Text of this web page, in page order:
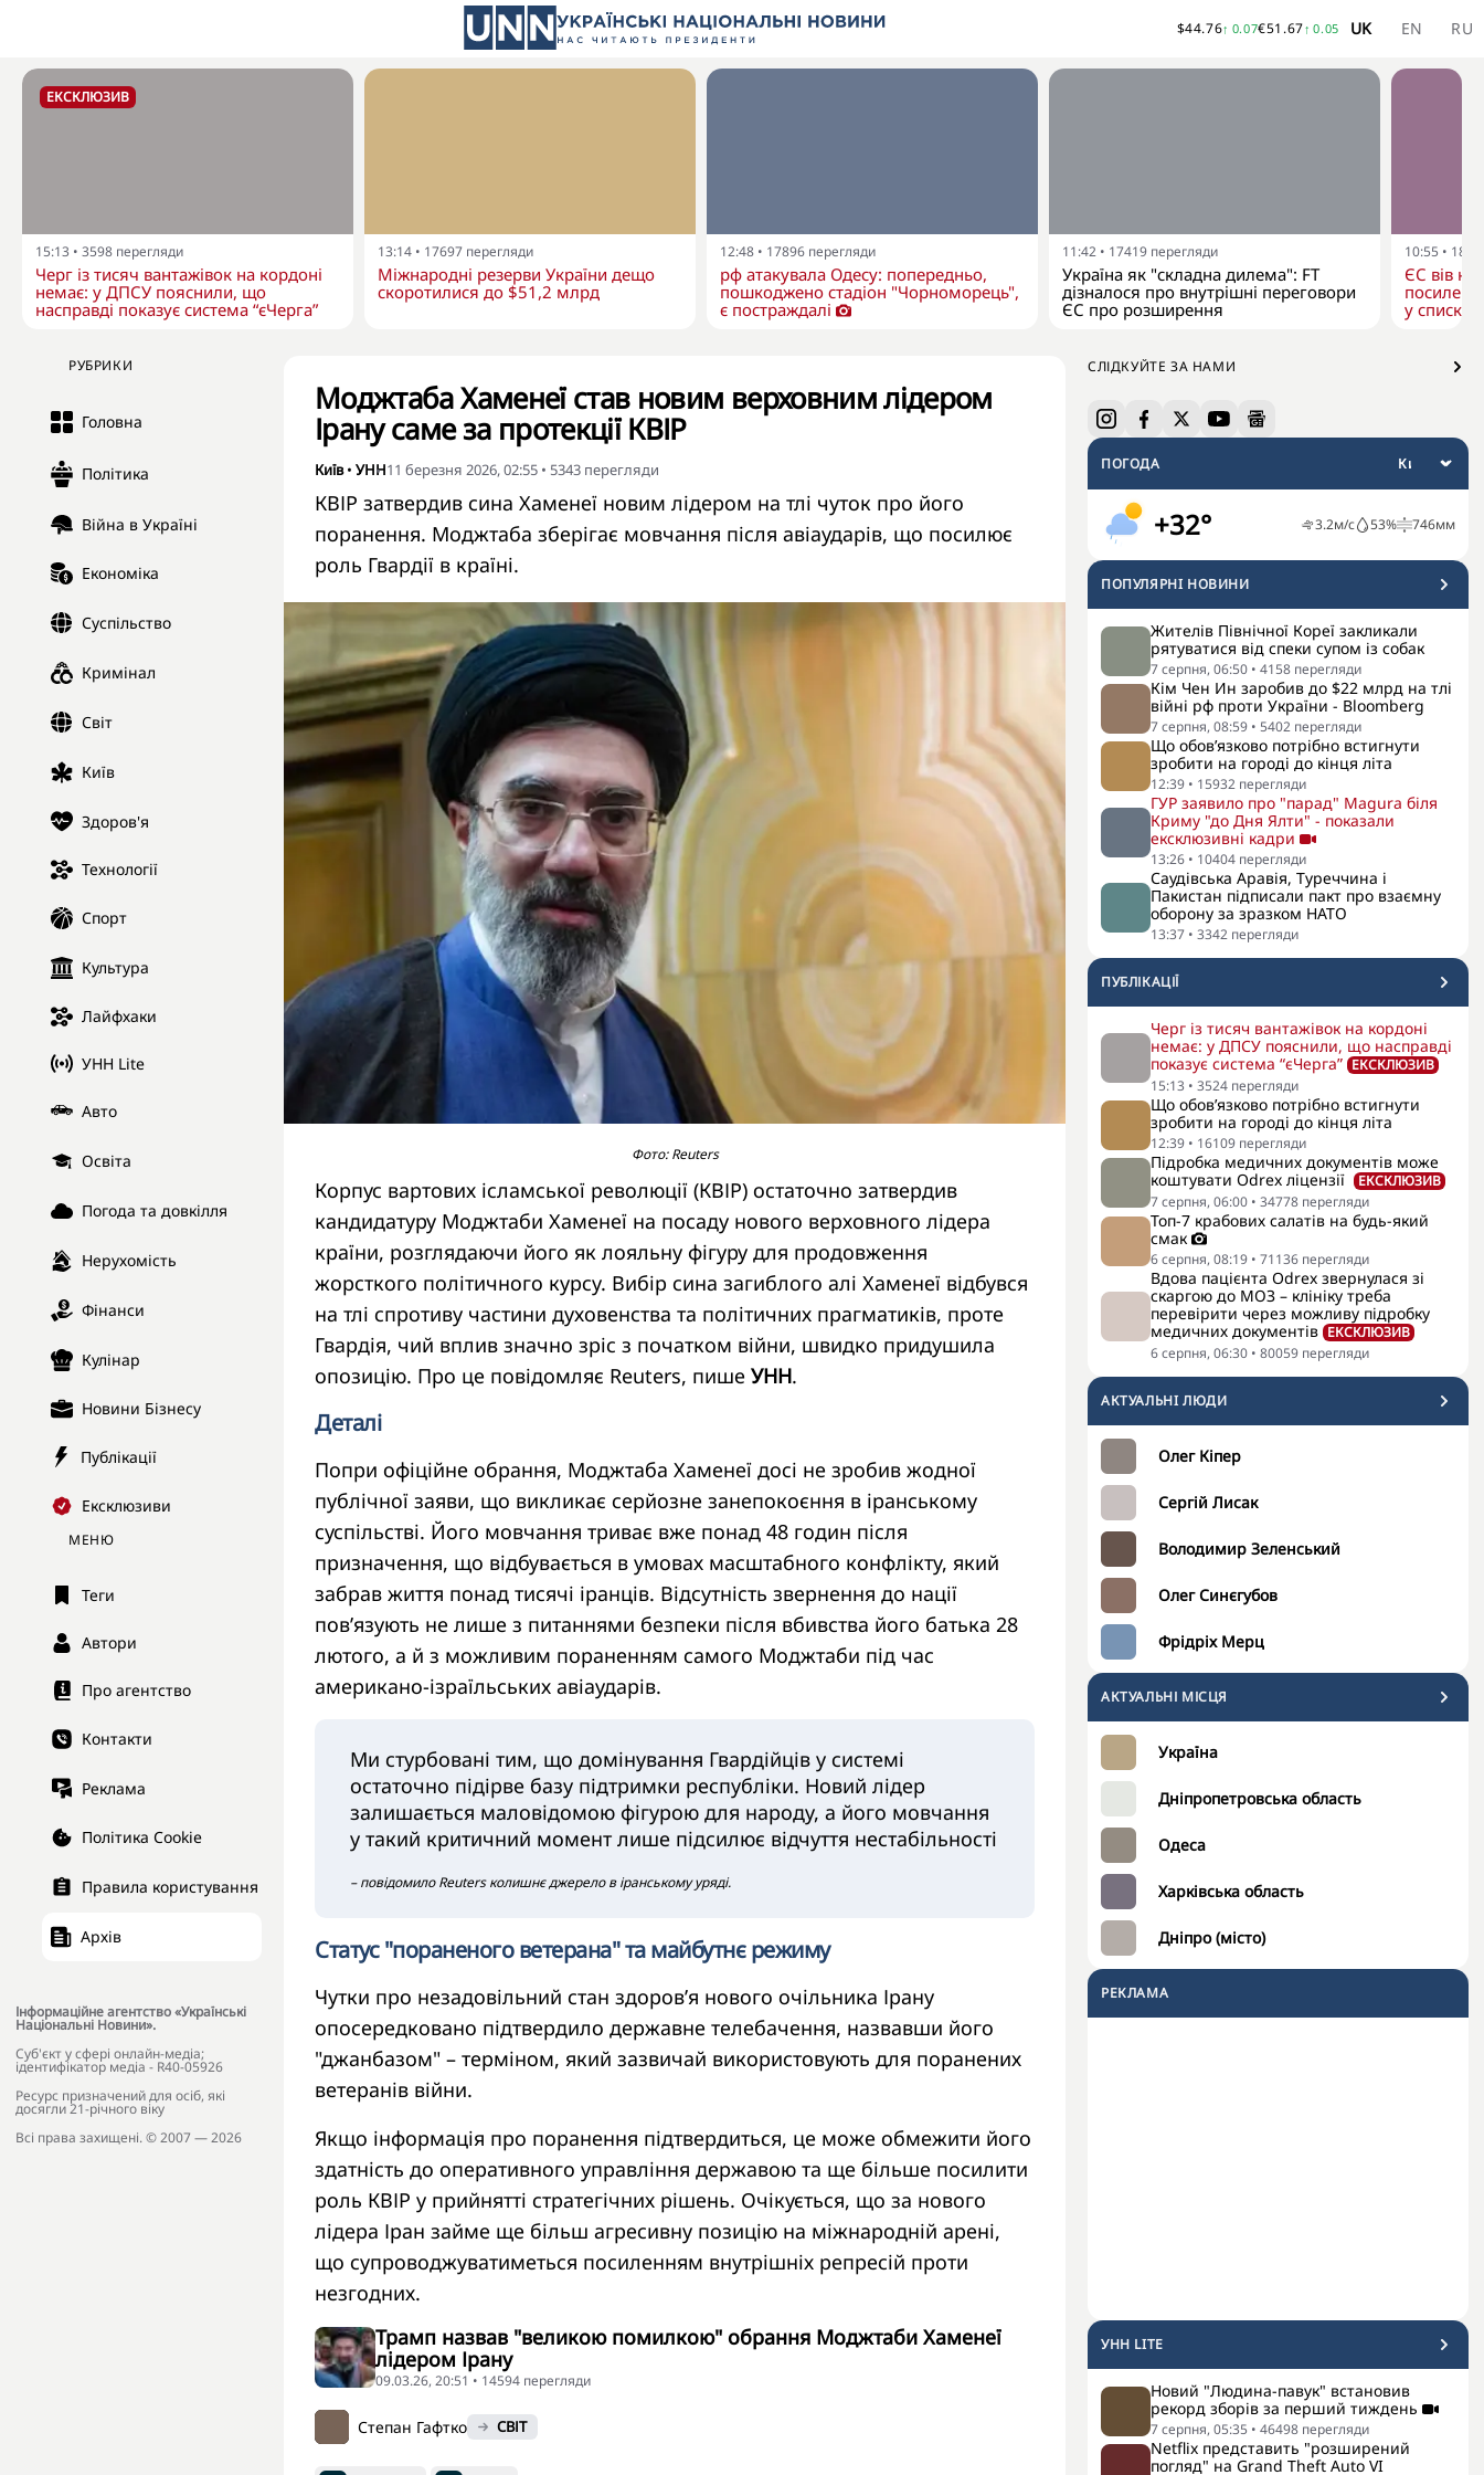
$44.76↑ 0.07€51.67↑ 0.05 UK EN RU
ЕКСКЛЮЗИВ
15:13 • 3598 перегляди
Черг із тисяч вантажівок на кордоні
немає: у ДПСУ пояснили, що
насправді показує система “єЧерга”
13:14 • 17697 перегляди
Міжнародні резерви України дещо
скоротилися до $51,2 млрд
12:48 • 17896 перегляди
рф атакувала Одесу: попередньо,
пошкоджено стадіон "Чорноморець",
є постраждалі
11:42 • 17419 перегляди
Україна як "складна дилема": FT
дізналося про внутрішні переговори
ЄС про розширення
10:55 •
ЄС вів
у списку
РУБРИКИ
Головна
Політика
Війна в Україні
Економіка
Суспільство
Кримінал
Світ
Київ
Здоров'я
Технології
Спорт
Культура
Лайфхаки
УНН Lite
Авто
Освіта
Погода та довкілля
Нерухомість
Фінанси
Кулінар
Новини Бізнесу
Публікації
Ексклюзиви
МЕНЮ
Теги
Автори
Про агентство
Контакти
Реклама
Політика Cookie
Правила користування
Архів
Інформаційне агентство «Українські
Національні Новини».
Cуб'єкт у сфері онлайн-медіа;
ідентифікатор медіа - R40-05926
Ресурс призначений для осіб, які
досягли 21-річного віку
Всі права захищені. © 2007 — 2026
СЛІДКУЙТЕ ЗА НАМИ
ПОГОДА
+32° 3.2м/с 53% 746мм
ПОПУЛЯРНI НОВИНИ
Жителів Північної Кореї закликали
рятуватися від спеки супом із собак
7 серпня, 06:50 • 4158 перегляди
Кім Чен Ин заробив до $22 млрд на тлі
війні рф проти України - Bloomberg
7 серпня, 08:59 • 5402 перегляди
Що обов’язково потрібно встигнути
зробити на городі до кінця літа
12:39 • 15932 перегляди
ГУР заявило про "парад" Magura біля
Криму "до Дня Ялти" - показали
ексклюзивні кадри
13:26 • 10404 перегляди
Саудівська Аравія, Туреччина і
Пакистан підписали пакт про взаємну
оборону за зразком НАТО
13:37 • 3342 перегляди
ПУБЛІКАЦІЇ
Черг із тисяч вантажівок на кордоні
немає: у ДПСУ пояснили, що насправді
показує система “єЧерга” ЕКСКЛЮЗИВ
15:13 • 3524 перегляди
Що обов’язково потрібно встигнути
зробити на городі до кінця літа
12:39 • 16109 перегляди
Підробка медичних документів може
коштувати Odrex ліцензії
ЕКСКЛЮЗИВ
7 серпня, 06:00 • 34778 перегляди
Топ-7 крабових салатів на будь-який
смак
6 серпня, 08:19 • 71136 перегляди
Вдова пацієнта Odrex звернулася зі
скаргою до МОЗ – клініку треба
перевірити через можливу підробку
медичних документів ЕКСКЛЮЗИВ
6 серпня, 06:30 • 80059 перегляди
АКТУАЛЬНI ЛЮДИ
Олег Кіпер
Сергій Лисак
Володимир Зеленський
Олег Синєгубов
Фрідріх Мерц
АКТУАЛЬНІ МІСЦЯ
Україна
Дніпропетровська область
Одеса
Харківська область
Дніпро (місто)
РЕКЛАМА
УНН LITE
Новий "Людина-павук" встановив
рекорд зборів за перший тиждень
7 серпня, 05:35 • 46498 перегляди
Netflix представить "розширений
погляд" на Grand Theft Auto VI
Моджтаба Хаменеї став новим верховним лідером
Ірану саме за протекції КВІР
Київ• УНН11 березня 2026, 02:55 • 5343 перегляди
КВІР затвердив сина Хаменеї новим лідером на тлі чуток про його
поранення. Моджтаба зберігає мовчання після авіаударів, що посилює
роль Гвардії в країні.
Фото: Reuters
Корпус вартових ісламської революції (КВІР) остаточно затвердив
кандидатуру Моджтаби Хаменеї на посаду нового верховного лідера
країни, розглядаючи його як лояльну фігуру для продовження
жорсткого політичного курсу. Вибір сина загиблого алі Хаменеї відбувся
на тлі спротиву частини духовенства та політичних прагматиків, проте
Гвардія, чий вплив значно зріс з початком війни, швидко придушила
опозицію. Про це повідомляє Reuters, пише УНН.
Деталі
Попри офіційне обрання, Моджтаба Хаменеї досі не зробив жодної
публічної заяви, що викликає серйозне занепокоєння в іранському
суспільстві. Його мовчання триває вже понад 48 годин після
призначення, що відбувається в умовах масштабного конфлікту, який
забрав життя понад тисячі іранців. Відсутність звернення до нації
пов’язують не лише з питаннями безпеки після вбивства його батька 28
лютого, а й з можливим пораненням самого Моджтаби під час
американо-ізраїльських авіаударів.
Ми стурбовані тим, що домінування Гвардійців у системі
остаточно підірве базу підтримки республіки. Новий лідер
залишається маловідомою фігурою для народу, а його мовчання
у такий критичний момент лише підсилює відчуття нестабільності
– повідомило Reuters колишнє джерело в іранському уряді.
Статус "пораненого ветерана" та майбутнє режиму
Чутки про незадовільний стан здоров’я нового очільника Ірану
опосередковано підтвердило державне телебачення, назвавши його
"джанбазом" – терміном, який зазвичай використовують для поранених
ветеранів війни.
Якщо інформація про поранення підтвердиться, це може обмежити його
здатність до оперативного управління державою та ще більше посилити
роль КВІР у прийнятті стратегічних рішень. Очікується, що за нового
лідера Іран займе ще більш агресивну позицію на міжнародній арені,
що супроводжуватиметься посиленням внутрішніх репресій проти
незгодних.
Трамп назвав "великою помилкою" обрання Моджтаби Хаменеї
лідером Ірану
09.03.26, 20:51 • 14594 перегляди
Степан Гафтко СВІТ